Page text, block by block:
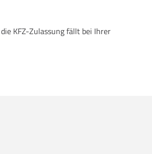
KFZ-Zulassung fällt bei Ihrer